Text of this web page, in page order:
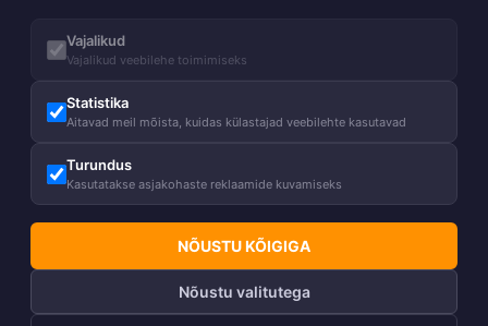
Vajalikud
Vajalikud veebilehe toimimiseks
Statistika
Aitavad meil mõista, kuidas külastajad veebilehte kasutavad
Turundus
Kasutatakse asjakohaste reklaamide kuvamiseks
NÕUSTU KÕIGIGA
Nõustu valitutega